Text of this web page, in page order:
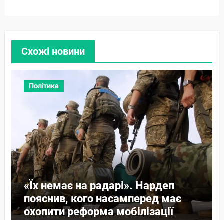
Схожі новини
Політика
«Їх немає на радарі». Нардеп
пояснив, кого насамперед має
охопити реформа мобілізації